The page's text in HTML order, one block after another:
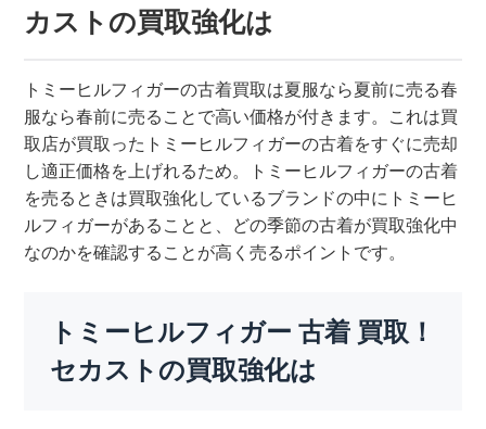
カストの買取強化は
トミーヒルフィガーの古着買取は夏服なら夏前に売る春
服なら春前に売ることで高い価格が付きます。これは買
取店が買取ったトミーヒルフィガーの古着をすぐに売却
し適正価格を上げれるため。トミーヒルフィガーの古着
を売るときは買取強化しているブランドの中にトミーヒ
ルフィガーがあることと、どの季節の古着が買取強化中
なのかを確認することが高く売るポイントです。
トミーヒルフィガー 古着 買取！
セカストの買取強化は